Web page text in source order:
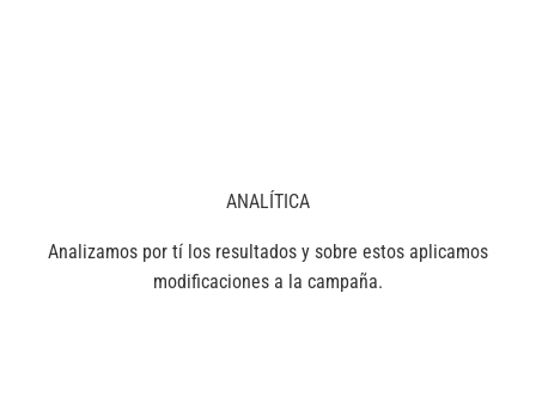
ANALÍTICA
Analizamos por tí los resultados y sobre estos aplicamos
modificaciones a la campaña.